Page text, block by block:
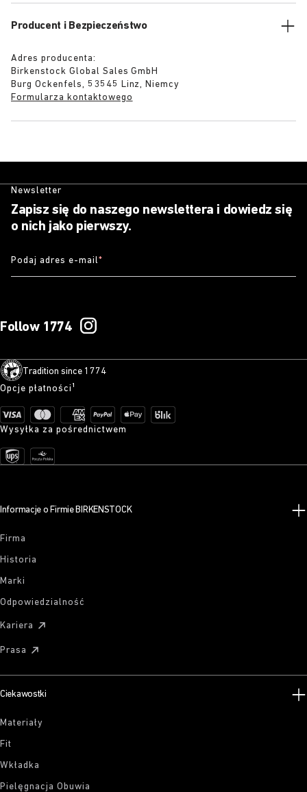
Producent i Bezpieczeństwo
Adres producenta:
Birkenstock Global Sales GmbH
Burg Ockenfels, 53545 Linz, Niemcy
Formularza kontaktowego
Newsletter
Zapisz się do naszego newslettera i dowiedz się
o nich jako pierwszy.
Podaj adres e-mail*
Follow 1774
Tradition since 1774
Opcje płatności¹
Wysyłka za pośrednictwem
Informacje o Firmie BIRKENSTOCK
Firma
Historia
Marki
Odpowiedzialność
Kariera
Prasa
Ciekawostki
Materiały
Fit
Wkładka
Pielęgnacja Obuwia